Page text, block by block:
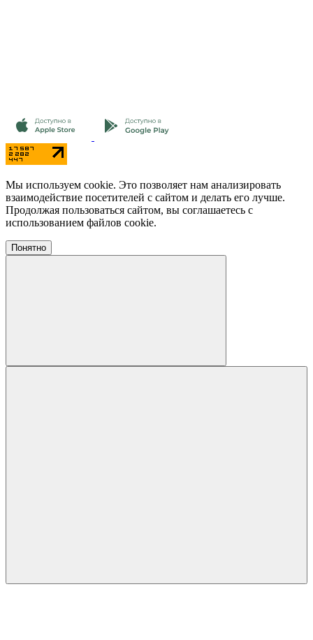
Мы используем cookie. Это позволяет нам анализировать
взаимодействие посетителей с сайтом и делать его лучше.
Продолжая пользоваться сайтом, вы соглашаетесь с
использованием файлов cookie.
Понятно